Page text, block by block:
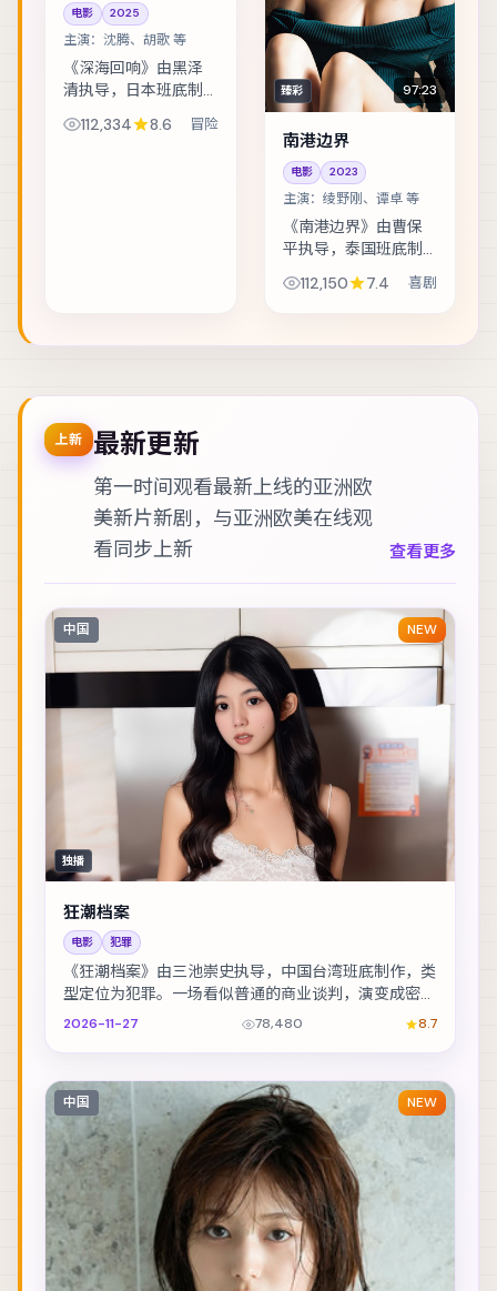
电影 2025
主演： 沈腾、胡歌 等
《深海回响》由黑泽
清执导，日本班底制
作，类型定位为冒
险。灾难预警被压下
112,334 8.6 冒险
臻彩 97:23
南港边界
电影 2023
主演： 绫野刚、谭卓 等
《南港边界》由曹保
平执导，泰国班底制
作，类型定位为喜
剧。人工智能伦理听
112,150 7.4 喜剧
上新 最新更新
第一时间观看最新上线的亚洲欧
美新片新剧，与亚洲欧美在线观
看同步上新 查看更多
中国 NEW
独播
狂潮档案
电影 犯罪
《狂潮档案》由三池崇史执导，中国台湾班底制作，类
型定位为犯罪。一场看似普通的商业谈判，演变成密室
中的心理博弈。主演包括全智贤、佛罗伦斯·皮尤、易...
2026-11-27 78,480 8.7
中国 NEW